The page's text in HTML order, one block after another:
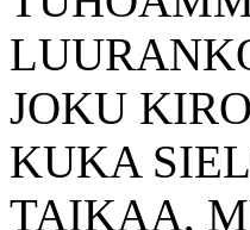
JOKU
KUKA
TAIKAA,